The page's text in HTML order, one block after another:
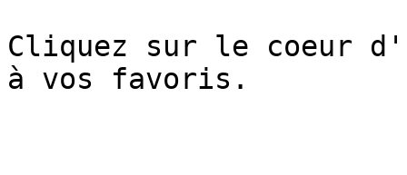
Cliquez sur le coeur